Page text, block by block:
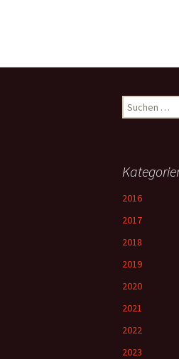
Suchen
nach:
2016
2017
2018
2019
2020
2021
2022
2023